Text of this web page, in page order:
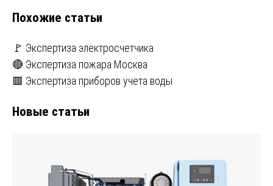
Похожие статьи
🚩 Экспертиза электросчетчика
🔴 Экспертиза пожара Москва
🟥 Экспертиза приборов учета воды
Новые статьи